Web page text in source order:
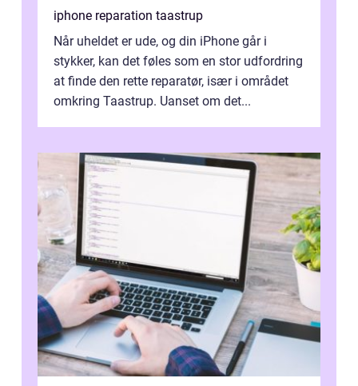
iphone reparation taastrup
Når uheldet er ude, og din iPhone går i
stykker, kan det føles som en stor udfordring
at finde den rette reparatør, især i området
omkring Taastrup. Uanset om det...